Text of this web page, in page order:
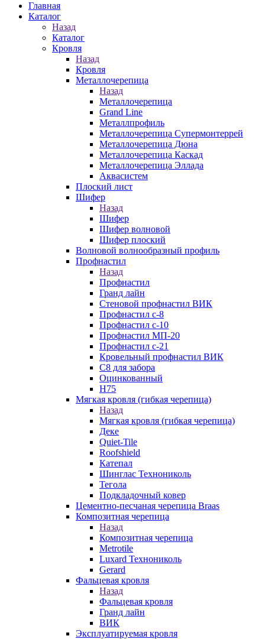
Главная
Каталог
Назад
Каталог
Кровля
Назад
Кровля
Металлочерепица
Назад
Металлочерепица
Grand Line
Металлпрофиль
Металлочерепица Супермонтеррей
Металлочерепица Дюна
Металлочерепица Каскад
Металлочерепица Эллада
Аквасистем
Плоский лист
Шифер
Назад
Шифер
Шифер волновой
Шифер плоский
Волновой волнообразный профиль
Профнастил
Назад
Профнастил
Гранд лайн
Стеновой профнастил ВИК
Профнастил с-8
Профнастил с-10
Профнастил МП-20
Профнастил с-21
Кровельный профнастил ВИК
С8 для забора
Оцинкованный
Н75
Мягкая кровля (гибкая черепица)
Назад
Мягкая кровля (гибкая черепица)
Деке
Quiet-Tile
Roofshield
Катепал
Шинглас Технониколь
Тегола
Подкладочный ковер
Цементно-песчаная черепица Braas
Композитная черепица
Назад
Композитная черепица
Metrotile
Luxard Технониколь
Gerard
Фальцевая кровля
Назад
Фальцевая кровля
Гранд лайн
ВИК
Эксплуатируемая кровля